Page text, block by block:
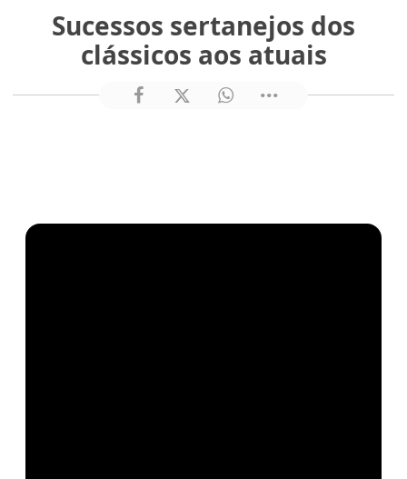
Sucessos sertanejos dos
clássicos aos atuais